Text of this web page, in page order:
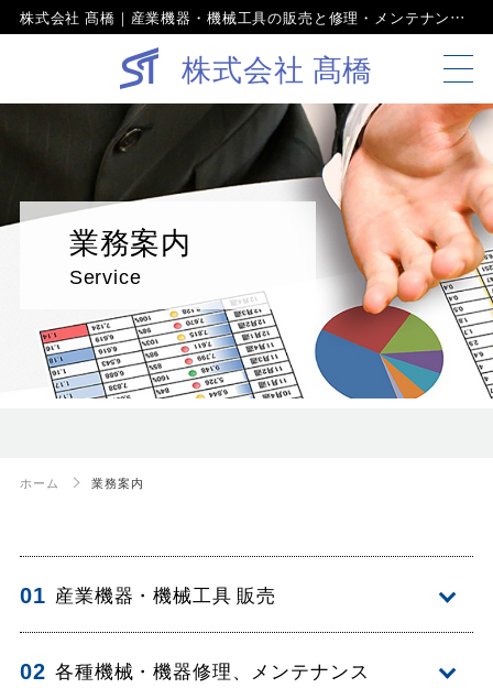
株式会社 髙橋｜産業機器・機械工具の販売と修理・メンテナンス。京都で創業100年の確かな信頼と実績
株式会社 髙橋
業務案内
Service
ホーム 業務案内
01 産業機器・機械工具 販売
02 各種機械・機器修理、メンテナンス